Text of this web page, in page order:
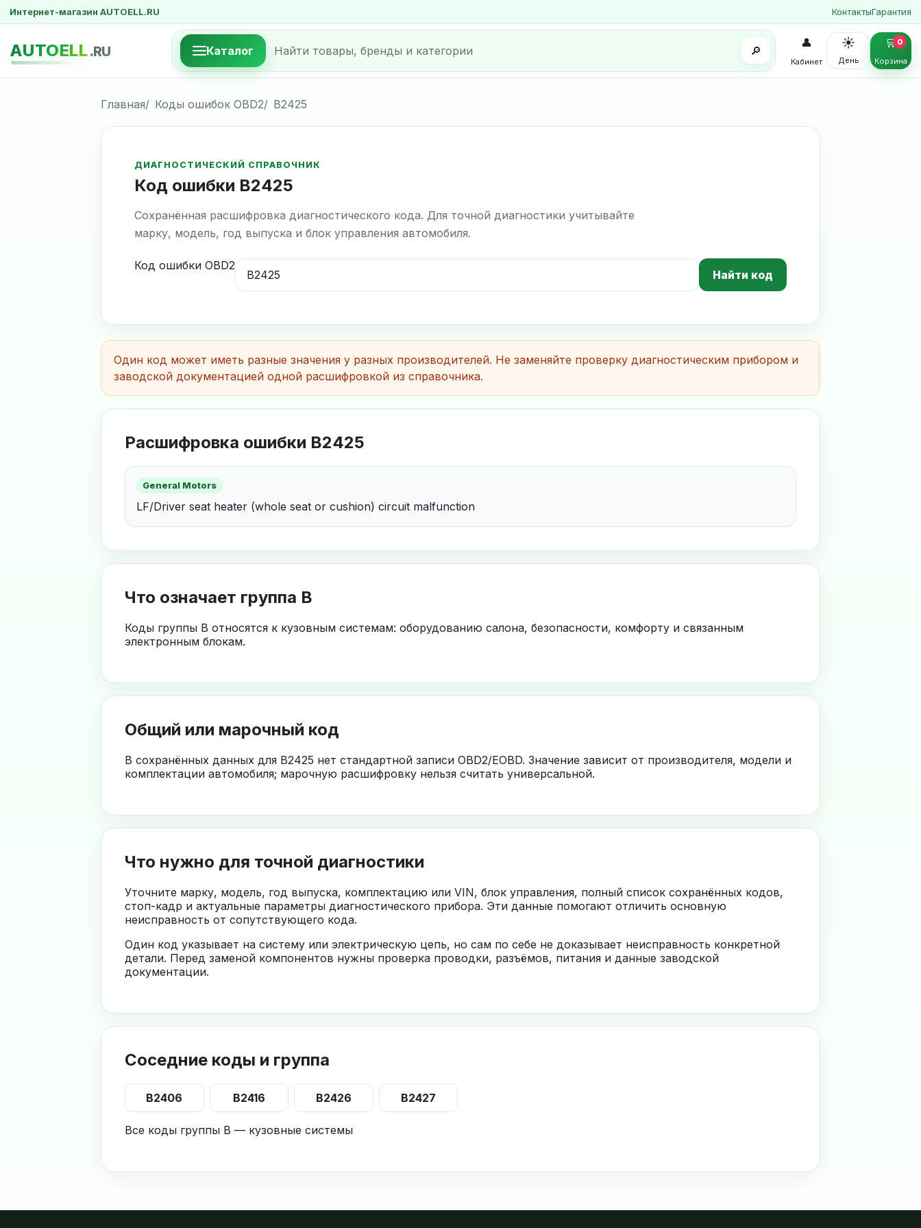
Интернет-магазин AUTOELL.RU КонтактыГарантия
AUTOELL.RU Каталог 🔎
👤
Кабинет
☀️
День
🛒
Корзина
0
Главная Коды ошибок OBD2 B2425
ДИАГНОСТИЧЕСКИЙ СПРАВОЧНИК
Код ошибки B2425
Сохранённая расшифровка диагностического кода. Для точной диагностики учитывайте
марку, модель, год выпуска и блок управления автомобиля.
Код ошибки OBD2
Найти код
Один код может иметь разные значения у разных производителей. Не заменяйте проверку диагностическим прибором и
заводской документацией одной расшифровкой из справочника.
Расшифровка ошибки B2425
General Motors
LF/Driver seat heater (whole seat or cushion) circuit malfunction
Что означает группа B
Коды группы B относятся к кузовным системам: оборудованию салона, безопасности, комфорту и связанным
электронным блокам.
Общий или марочный код
В сохранённых данных для B2425 нет стандартной записи OBD2/EOBD. Значение зависит от производителя, модели и
комплектации автомобиля; марочную расшифровку нельзя считать универсальной.
Что нужно для точной диагностики
Уточните марку, модель, год выпуска, комплектацию или VIN, блок управления, полный список сохранённых кодов,
стоп-кадр и актуальные параметры диагностического прибора. Эти данные помогают отличить основную
неисправность от сопутствующего кода.
Один код указывает на систему или электрическую цепь, но сам по себе не доказывает неисправность конкретной
детали. Перед заменой компонентов нужны проверка проводки, разъёмов, питания и данные заводской
документации.
Соседние коды и группа
B2406 B2416 B2426 B2427
Все коды группы B — кузовные системы